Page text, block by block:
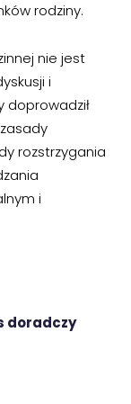
rodziny.
nie jest
i
doprowadził
rozstrzygania
i
doradczy